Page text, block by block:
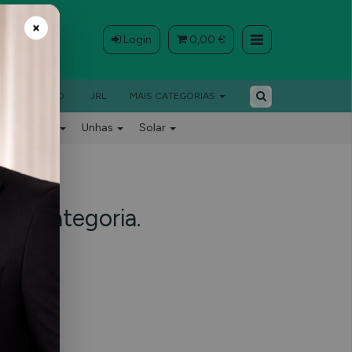
Login 0,00 €
BARBEIRO JRL MAIS CATEGORIAS
Unhas Solar
categoria.